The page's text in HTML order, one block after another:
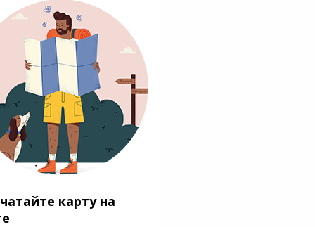
карту на